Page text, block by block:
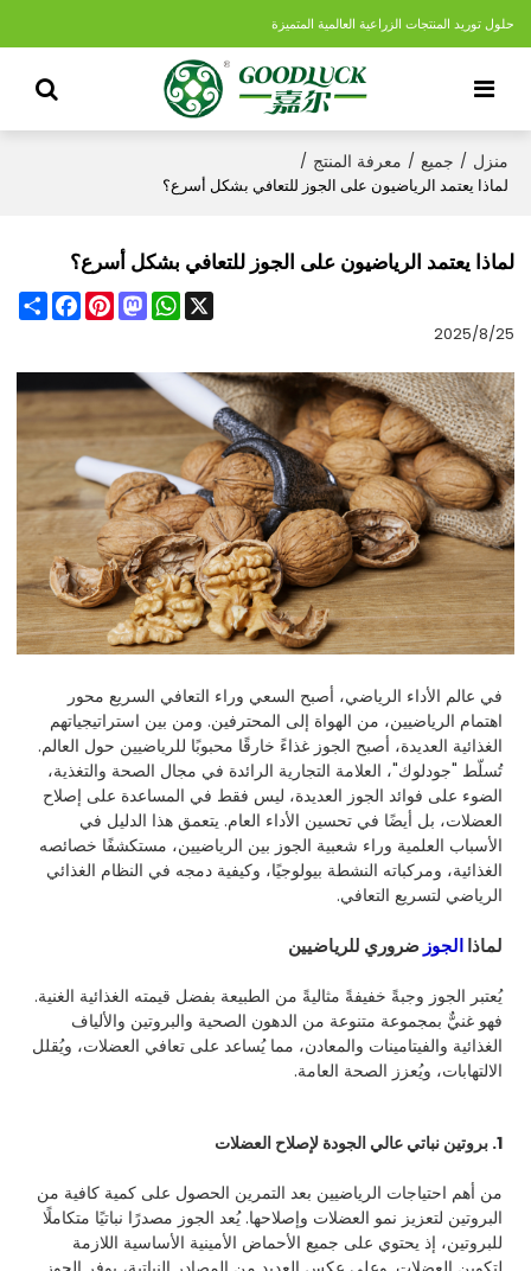
حلول توريد المنتجات الزراعية العالمية المتميزة
منزل / جميع / معرفة المنتج /
لماذا يعتمد الرياضيون على الجوز للتعافي بشكل أسرع؟
لماذا يعتمد الرياضيون على الجوز للتعافي بشكل أسرع؟
Share
FacebookPinterest
Mastodon
WhatsApp
X
2025/8/25
في عالم الأداء الرياضي، أصبح السعي وراء التعافي السريع محور
اهتمام الرياضيين، من الهواة إلى المحترفين. ومن بين استراتيجياتهم
الغذائية العديدة، أصبح الجوز غذاءً خارقًا محبوبًا للرياضيين حول العالم.
تُسلّط "جودلوك"، العلامة التجارية الرائدة في مجال الصحة والتغذية،
الضوء على فوائد الجوز العديدة، ليس فقط في المساعدة على إصلاح
العضلات، بل أيضًا في تحسين الأداء العام. يتعمق هذا الدليل في
الأسباب العلمية وراء شعبية الجوز بين الرياضيين، مستكشفًا خصائصه
الغذائية، ومركباته النشطة بيولوجيًا، وكيفية دمجه في النظام الغذائي
الرياضي لتسريع التعافي.
لماذاالجوز ضروري للرياضيين
يُعتبر الجوز وجبةً خفيفةً مثاليةً من الطبيعة بفضل قيمته الغذائية الغنية.
فهو غنيٌّ بمجموعة متنوعة من الدهون الصحية والبروتين والألياف
الغذائية والفيتامينات والمعادن، مما يُساعد على تعافي العضلات، ويُقلل
الالتهابات، ويُعزز الصحة العامة.
1. بروتين نباتي عالي الجودة لإصلاح العضلات
من أهم احتياجات الرياضيين بعد التمرين الحصول على كمية كافية من
البروتين لتعزيز نمو العضلات وإصلاحها. يُعد الجوز مصدرًا نباتيًا متكاملًا
للبروتين، إذ يحتوي على جميع الأحماض الأمينية الأساسية اللازمة